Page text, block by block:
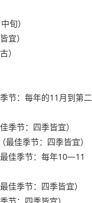
旬）
宜）
）
节：每年的11月到第二
季节：四季皆宜）
佳季节：四季皆宜）
佳季节：每年10―11
佳季节：四季皆宜）